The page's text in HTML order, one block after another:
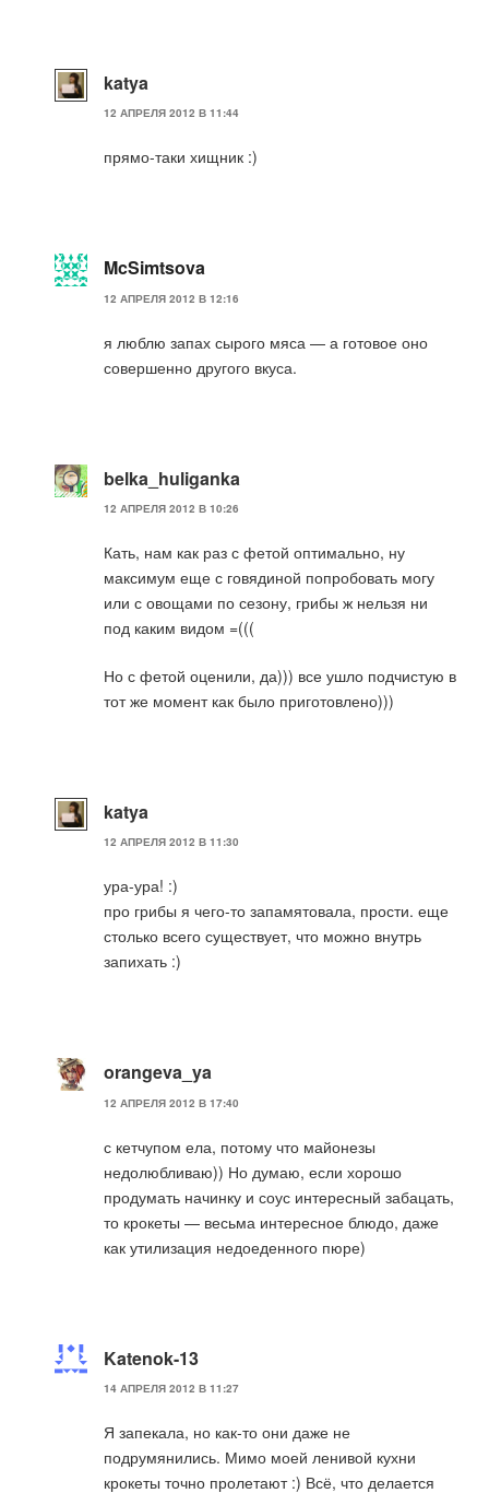
katya
12 АПРЕЛЯ 2012 В 11:44
прямо-таки хищник :)
McSimtsova
12 АПРЕЛЯ 2012 В 12:16
я люблю запах сырого мяса — а готовое оно
совершенно другого вкуса.
belka_huliganka
12 АПРЕЛЯ 2012 В 10:26
Кать, нам как раз с фетой оптимально, ну
максимум еще с говядиной попробовать могу
или с овощами по сезону, грибы ж нельзя ни
под каким видом =(((
Но с фетой оценили, да))) все ушло подчистую в
тот же момент как было приготовлено)))
katya
12 АПРЕЛЯ 2012 В 11:30
ура-ура! :)
про грибы я чего-то запамятовала, прости. еще
столько всего существует, что можно внутрь
запихать :)
orangeva_ya
12 АПРЕЛЯ 2012 В 17:40
с кетчупом ела, потому что майонезы
недолюбливаю)) Но думаю, если хорошо
продумать начинку и соус интересный забацать,
то крокеты — весьма интересное блюдо, даже
как утилизация недоеденного пюре)
Katenok-13
14 АПРЕЛЯ 2012 В 11:27
Я запекала, но как-то они даже не
подрумянились. Мимо моей ленивой кухни
крокеты точно пролетают :) Всё, что делается